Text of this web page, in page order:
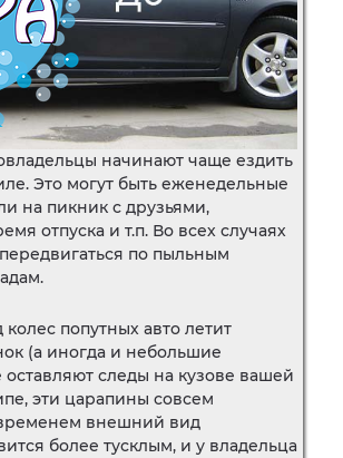
начинают чаще ездить
Это могут быть еженедельные
на пикник с друзьями,
отпуска и т.п. Во всех случаях
по пыльным
попутных авто летит
(а иногда и небольшие
следы на кузове вашей
эти царапины совсем
внешний вид
более тусклым, и у владельца